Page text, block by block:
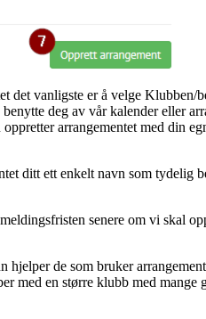
det vanligste er å velge Klubben/
deg av vår kalender eller
arrangementet med din
ditt ett enkelt navn som tydelig
senere om vi skal
de som bruker
med en større klubb med mange